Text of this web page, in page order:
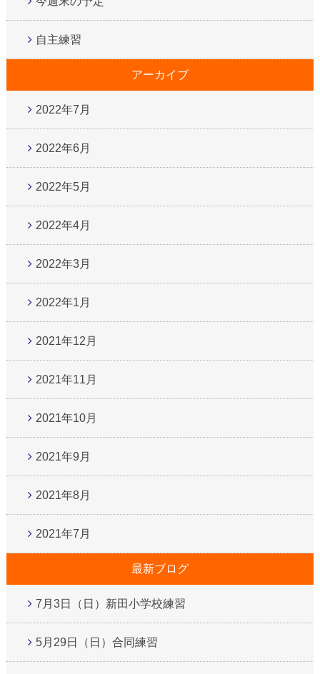
自主練習
アーカイブ
2022年7月
2022年6月
2022年5月
2022年4月
2022年3月
2022年1月
2021年12月
2021年11月
2021年10月
2021年9月
2021年8月
2021年7月
最新ブログ
7月3日（日）新田小学校練習
5月29日（日）合同練習